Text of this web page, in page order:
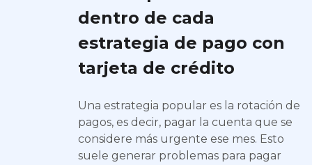
dentro de cada
estrategia de pago con
tarjeta de crédito
Una estrategia popular es la rotación de
pagos, es decir, pagar la cuenta que se
considere más urgente ese mes. Esto
suele generar problemas para pagar